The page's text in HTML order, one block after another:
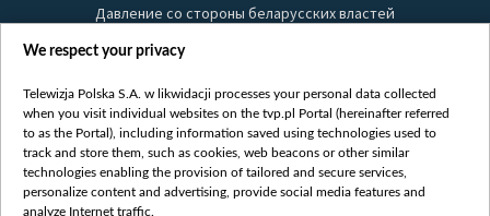
Давление со стороны беларусских властей
Правила использования материалов
Безопасность
Youtube
Белсат news
Белсат Life
We respect your privacy
Telewizja Polska S.A. w likwidacji processes your personal data collected
when you visit individual websites on the tvp.pl Portal (hereinafter referred
to as the Portal), including information saved using technologies used to
track and store them, such as cookies, web beacons or other similar
technologies enabling the provision of tailored and secure services,
personalize content and advertising, provide social media features and
analyze Internet traffic.